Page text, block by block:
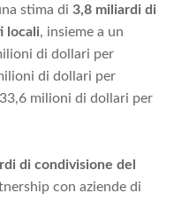
stima di 3,8 miliardi di
locali, insieme a un
di dollari per
di dollari per
milioni di dollari per
di condivisione del
con aziende di